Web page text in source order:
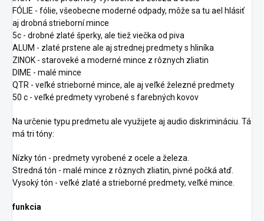
FÓLIE - fólie, všeobecne moderné odpady, môže sa tu ael hlásiť
aj drobná strieborní mince
5c - drobné zlaté šperky, ale tiež viečka od piva
ALUM - zlaté prstene ale aj strednej predmety s hliníka
ZINOK - staroveké a moderné mince z rôznych zliatin
DIME - malé mince
QTR - veľké strieborné mince, ale aj veľké železné predmety
50 c - veľké predmety vyrobené s farebných kovov
Na určenie typu predmetu ale využijete aj audio diskrimináciu. Tá
má tri tóny:
Nízky tón - predmety vyrobené z ocele a železa.
Stredná tón - malé mince z rôznych zliatin, pivné počká atď.
Vysoký tón - veľké zlaté a strieborné predmety, veľké mince.
funkcia